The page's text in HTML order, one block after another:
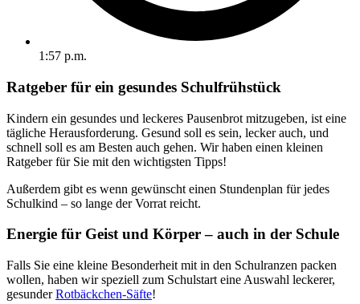
1:57 p.m.
Ratgeber für ein gesundes Schulfrühstück
Kindern ein gesundes und leckeres Pausenbrot mitzugeben, ist eine
tägliche Herausforderung. Gesund soll es sein, lecker auch, und
schnell soll es am Besten auch gehen. Wir haben einen kleinen
Ratgeber für Sie mit den wichtigsten Tipps!
Außerdem gibt es wenn gewünscht einen Stundenplan für jedes
Schulkind – so lange der Vorrat reicht.
Energie für Geist und Körper – auch in der Schule
Falls Sie eine kleine Besonderheit mit in den Schulranzen packen
wollen, haben wir speziell zum Schulstart eine Auswahl leckerer,
gesunderRotbäckchen-Säfte!